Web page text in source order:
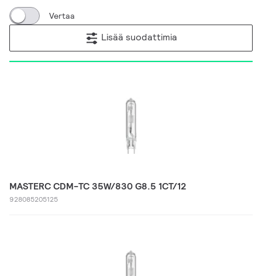
Vertaa
Lisää suodattimia
MASTERC CDM-TC 35W/830 G8.5 1CT/12
928085205125